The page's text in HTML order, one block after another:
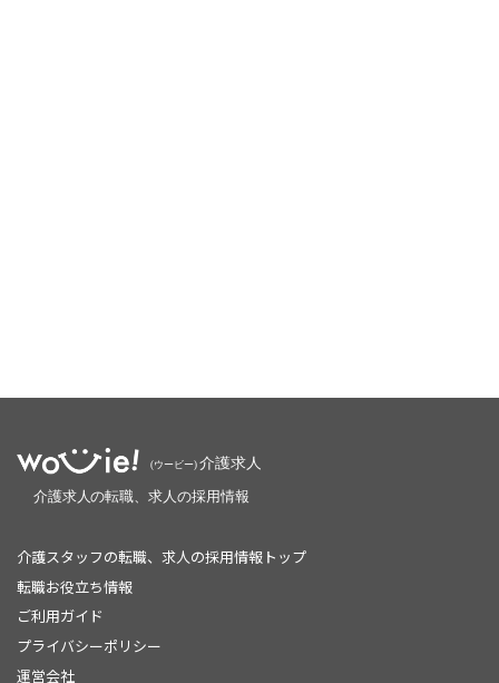
介護スタッフの転職、求人の採用情報トップ
転職お役立ち情報
ご利用ガイド
プライバシーポリシー
運営会社